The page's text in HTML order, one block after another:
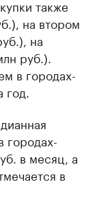
также
на втором
на
руб.).
в городах-
городах-
в месяц, а
в